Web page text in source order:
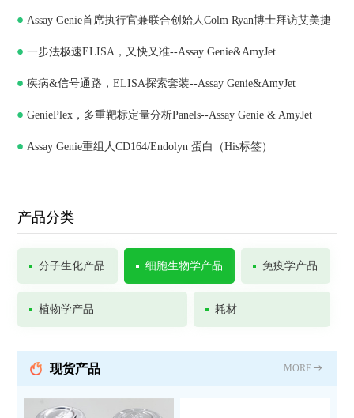
Assay Genie首席执行官兼联合创始人Colm Ryan博士拜访艾美捷
科技，深化合作共谋发展
一步法极速ELISA，又快又准--Assay Genie&AmyJet
疾病&信号通路，ELISA探索套装--Assay Genie&AmyJet
GeniePlex，多重靶标定量分析Panels--Assay Genie & AmyJet
Assay Genie重组人CD164/Endolyn 蛋白（His标签）
产品分类
分子生化产品 细胞生物学产品 免疫学产品
植物学产品 耗材
现货产品 MORE